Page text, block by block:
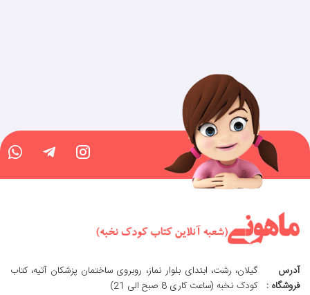
آدرس
فروشگاه :
گیلان، رشت، ابتدای بلوار نماز، روبروی ساختمان پزشکان آتیه، کتاب
کودک نخبه (ساعت کاری 8 صبح الی 21)